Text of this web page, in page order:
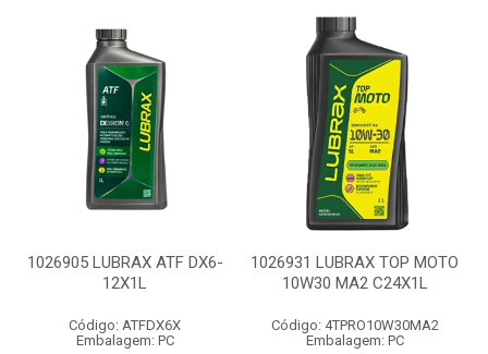
1026905 LUBRAX ATF DX6-
12X1L
Código: ATFDX6X
Embalagem: PC
1026931 LUBRAX TOP MOTO
10W30 MA2 C24X1L
Código: 4TPRO10W30MA2
Embalagem: PC